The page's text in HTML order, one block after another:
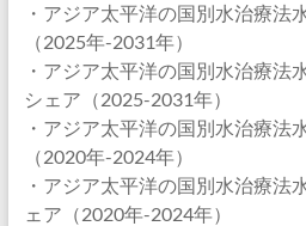
・アジア太平洋の国別水治療法
（2025年-2031年）
・アジア太平洋の国別水治療法
シェア（2025-2031年）
・アジア太平洋の国別水治療法
（2020年-2024年）
・アジア太平洋の国別水治療法
ェア（2020年-2024年）